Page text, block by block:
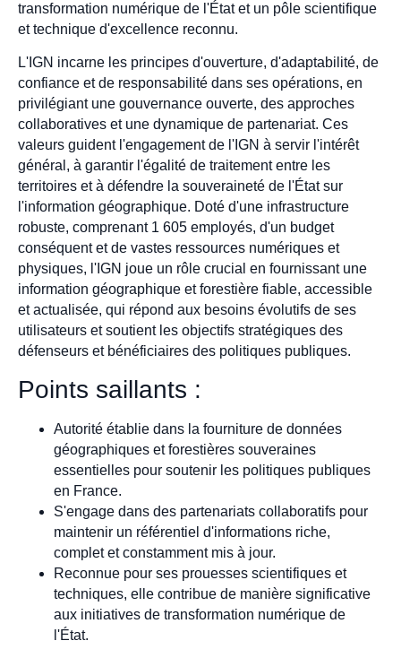
transformation numérique de l'État et un pôle scientifique
et technique d'excellence reconnu.
L'IGN incarne les principes d'ouverture, d'adaptabilité, de
confiance et de responsabilité dans ses opérations, en
privilégiant une gouvernance ouverte, des approches
collaboratives et une dynamique de partenariat. Ces
valeurs guident l'engagement de l'IGN à servir l'intérêt
général, à garantir l'égalité de traitement entre les
territoires et à défendre la souveraineté de l'État sur
l'information géographique. Doté d'une infrastructure
robuste, comprenant 1 605 employés, d'un budget
conséquent et de vastes ressources numériques et
physiques, l'IGN joue un rôle crucial en fournissant une
information géographique et forestière fiable, accessible
et actualisée, qui répond aux besoins évolutifs de ses
utilisateurs et soutient les objectifs stratégiques des
défenseurs et bénéficiaires des politiques publiques.
Points saillants :
Autorité établie dans la fourniture de données
géographiques et forestières souveraines
essentielles pour soutenir les politiques publiques
en France.
S'engage dans des partenariats collaboratifs pour
maintenir un référentiel d'informations riche,
complet et constamment mis à jour.
Reconnue pour ses prouesses scientifiques et
techniques, elle contribue de manière significative
aux initiatives de transformation numérique de
l'État.